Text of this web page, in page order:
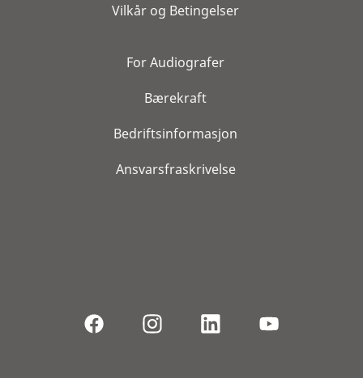
Vilkår og Betingelser
For Audiografer
Bærekraft
Bedriftsinformasjon
Ansvarsfraskrivelse